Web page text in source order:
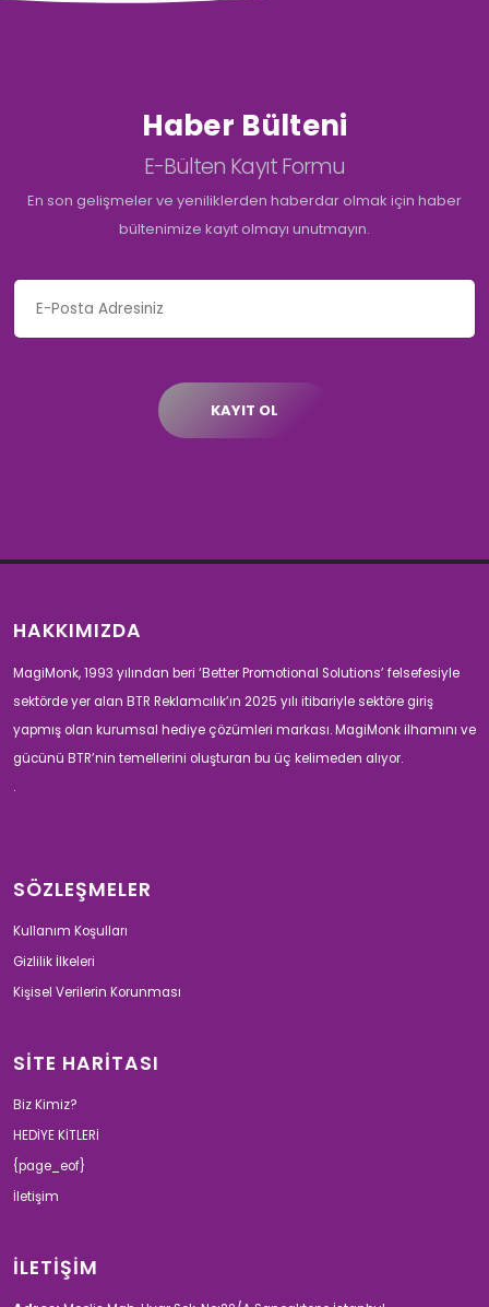
Haber Bülteni
E-Bülten Kayıt Formu
En son gelişmeler ve yeniliklerden haberdar olmak için haber
bültenimize kayıt olmayı unutmayın.
KAYIT OL
HAKKIMIZDA
MagiMonk, 1993 yılından beri ‘Better Promotional Solutions’ felsefesiyle
sektörde yer alan BTR Reklamcılık’ın 2025 yılı itibariyle sektöre giriş
yapmış olan kurumsal hediye çözümleri markası. MagiMonk ilhamını ve
gücünü BTR’nin temellerini oluşturan bu üç kelimeden alıyor.
.
SÖZLEŞMELER
Kullanım Koşulları
Gizlilik İlkeleri
Kişisel Verilerin Korunması
SİTE HARİTASI
Biz Kimiz?
HEDİYE KİTLERİ
{page_eof}
İletişim
İLETİŞİM